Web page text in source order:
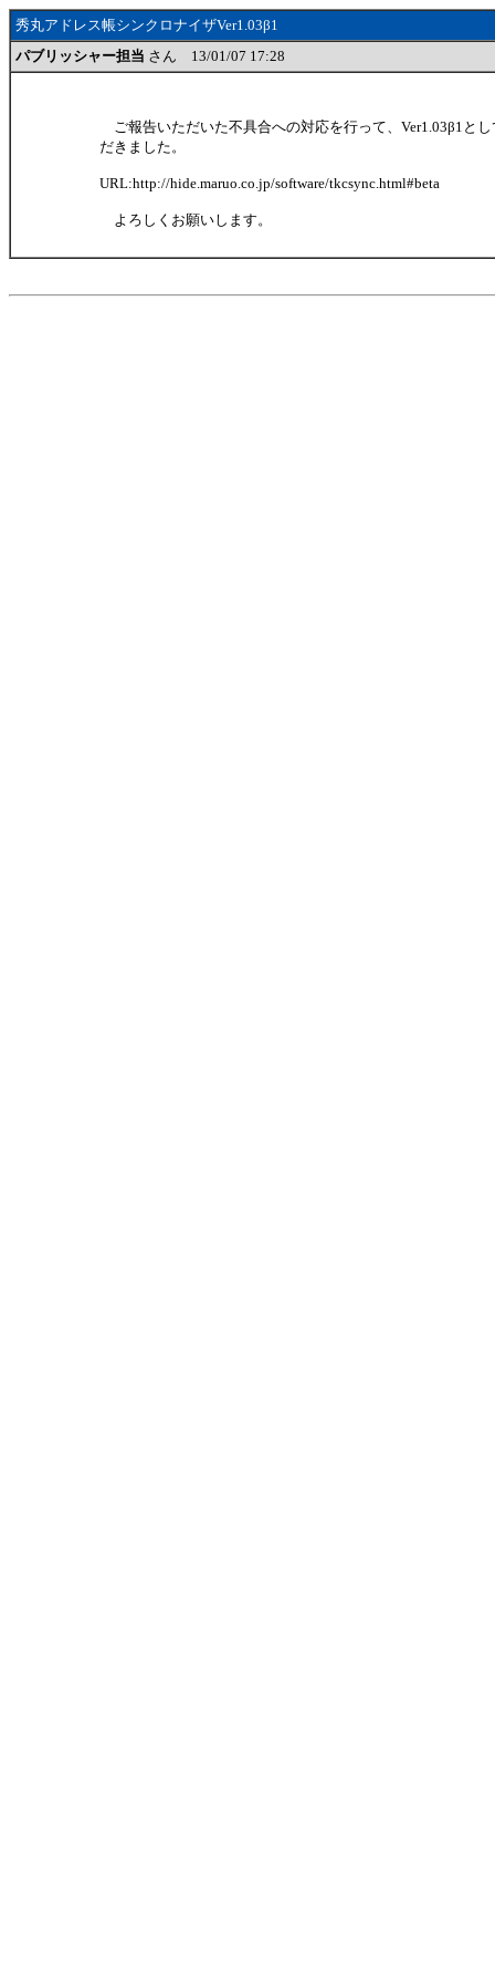
秀丸アドレス帳シンクロナイザVer1.03β1
パブリッシャー担当 さん 13/01/07 17:28
ご報告いただいた不具合への対応を行って、Ver1.03β1と
だきました。
URL:http://hide.maruo.co.jp/software/tkcsync.html#beta
よろしくお願いします。